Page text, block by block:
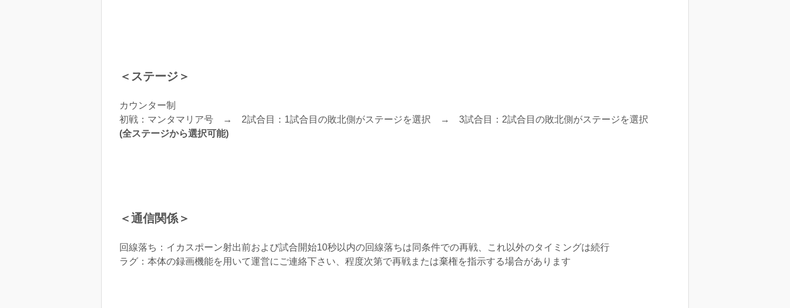
＜ステージ＞
カウンター制
初戦：マンタマリア号 → 2試合目：1試合目の敗北側がステージを選択 → 3試合目：2試合目の敗北側がステージを選択
(全ステージから選択可能)
＜通信関係＞
回線落ち：イカスポーン射出前および試合開始10秒以内の回線落ちは同条件での再戦、これ以外のタイミングは続行
ラグ：本体の録画機能を用いて運営にご連絡下さい、程度次第で再戦または棄権を指示する場合があります